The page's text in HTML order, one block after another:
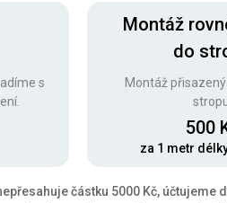
s
Montáž
do
Montáž
500
za 1 metr
částku 5000 Kč, účtujeme